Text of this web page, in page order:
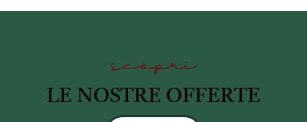
scopri
LE NOSTRE OFFERTE